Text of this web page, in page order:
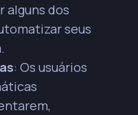
alguns dos
seus
: Os usuários